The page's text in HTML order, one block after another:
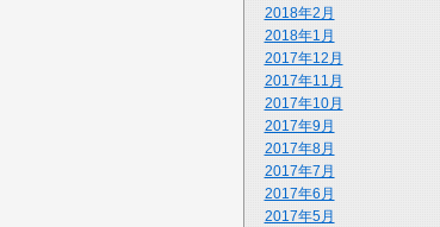
2018年2月
2018年1月
2017年12月
2017年11月
2017年10月
2017年9月
2017年8月
2017年7月
2017年6月
2017年5月